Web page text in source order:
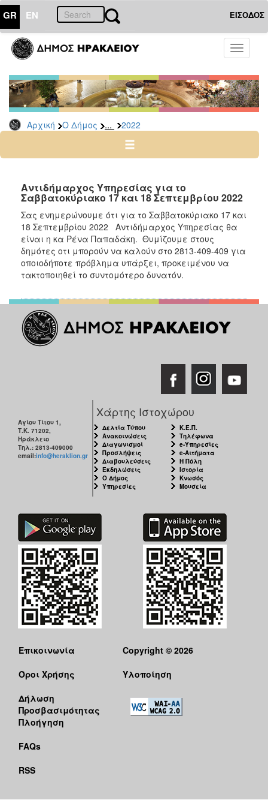
GR EN ΕΙΣΟΔΟΣ
Toggle
Αρχική Ο Δήμος ... 2022
ΔΗΜΟΣ
Δελτία
Τύπου
Αρχείο
2026
2024
2022
2021
2020
2019
2018
2016
2015
2013
ΠΟΛΙΤΙΣΜΟΣ
ΑΝΘΕΚΤΙΚΗ
ΠΟΛΗ
Αντιδήμαρχος Υπηρεσίας για το
Σαββατοκύριακο 17 και 18 Σεπτεμβρίου 2022
Σας ενημερώνουμε ότι για το Σαββατοκύριακο 17 και
18 Σεπτεμβρίου 2022 Αντιδήμαρχος Υπηρεσίας θα
είναι η κα Ρένα Παπαδάκη. Θυμίζουμε στους
δημότες οτι μπορούν να καλούν στο 2813-409-409 για
οποιοδήποτε πρόβλημα υπάρξει, προκειμένου να
τακτοποιηθεί το συντομότερο δυνατόν.
Αγίου Τίτου 1,
Τ.Κ. 71202,
Ηράκλειο
Τηλ.: 2813-409000
email:info@heraklion.gr
Χάρτης Ιστοχώρου
Δελτία Τύπου
Ανακοινώσεις
Διαγωνισμοί
Προσλήψεις
Διαβουλεύσεις
Εκδηλώσεις
Ο Δήμος
Υπηρεσίες
Κ.Ε.Π.
Τηλέφωνα
e-Υπηρεσίες
e-Αιτήματα
Η Πόλη
Ιστορία
Κνωσός
Μουσεία
Επικοινωνία
Όροι Χρήσης
Δήλωση
Προσβασιμότητας
Πλοήγηση
FAQs
RSS
Copyright © 2026
Υλοποίηση